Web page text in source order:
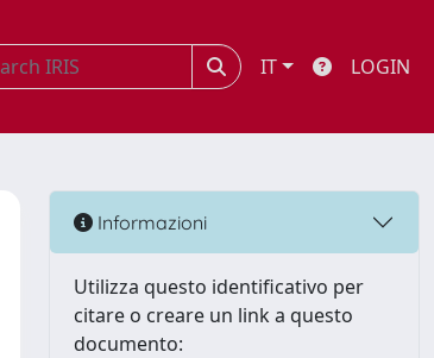
IT LOGIN
Informazioni
Utilizza questo identificativo per
citare o creare un link a questo
documento: